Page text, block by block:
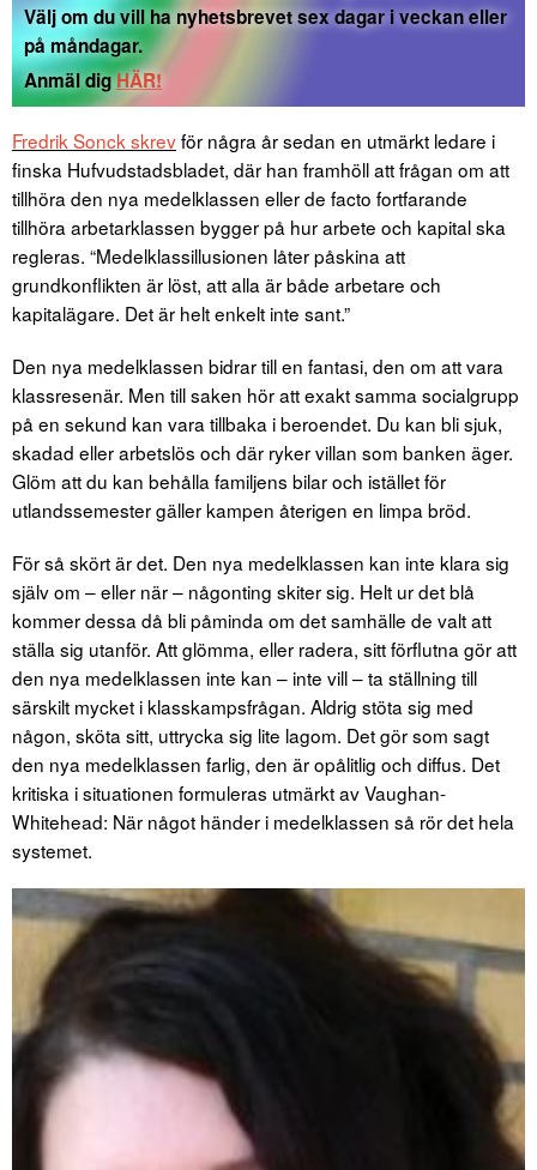
Välj om du vill ha nyhetsbrevet sex dagar i veckan eller
på måndagar.
Anmäl digHÄR!
Fredrik Sonck skrevför några år sedan en utmärkt ledare i
finska Hufvudstadsbladet, där han framhöll att frågan om att
tillhöra den nya medelklassen eller de facto fortfarande
tillhöra arbetarklassen bygger på hur arbete och kapital ska
regleras. “Medelklassillusionen låter påskina att
grundkonflikten är löst, att alla är både arbetare och
kapitalägare. Det är helt enkelt inte sant.”
Den nya medelklassen bidrar till en fantasi, den om att vara
klassresenär. Men till saken hör att exakt samma socialgrupp
på en sekund kan vara tillbaka i beroendet. Du kan bli sjuk,
skadad eller arbetslös och där ryker villan som banken äger.
Glöm att du kan behålla familjens bilar och istället för
utlandssemester gäller kampen återigen en limpa bröd.
För så skört är det. Den nya medelklassen kan inte klara sig
själv om – eller när – någonting skiter sig. Helt ur det blå
kommer dessa då bli påminda om det samhälle de valt att
ställa sig utanför. Att glömma, eller radera, sitt förflutna gör att
den nya medelklassen inte kan – inte vill – ta ställning till
särskilt mycket i klasskampsfrågan. Aldrig stöta sig med
någon, sköta sitt, uttrycka sig lite lagom. Det gör som sagt
den nya medelklassen farlig, den är opålitlig och diffus. Det
kritiska i situationen formuleras utmärkt av Vaughan-
Whitehead: När något händer i medelklassen så rör det hela
systemet.